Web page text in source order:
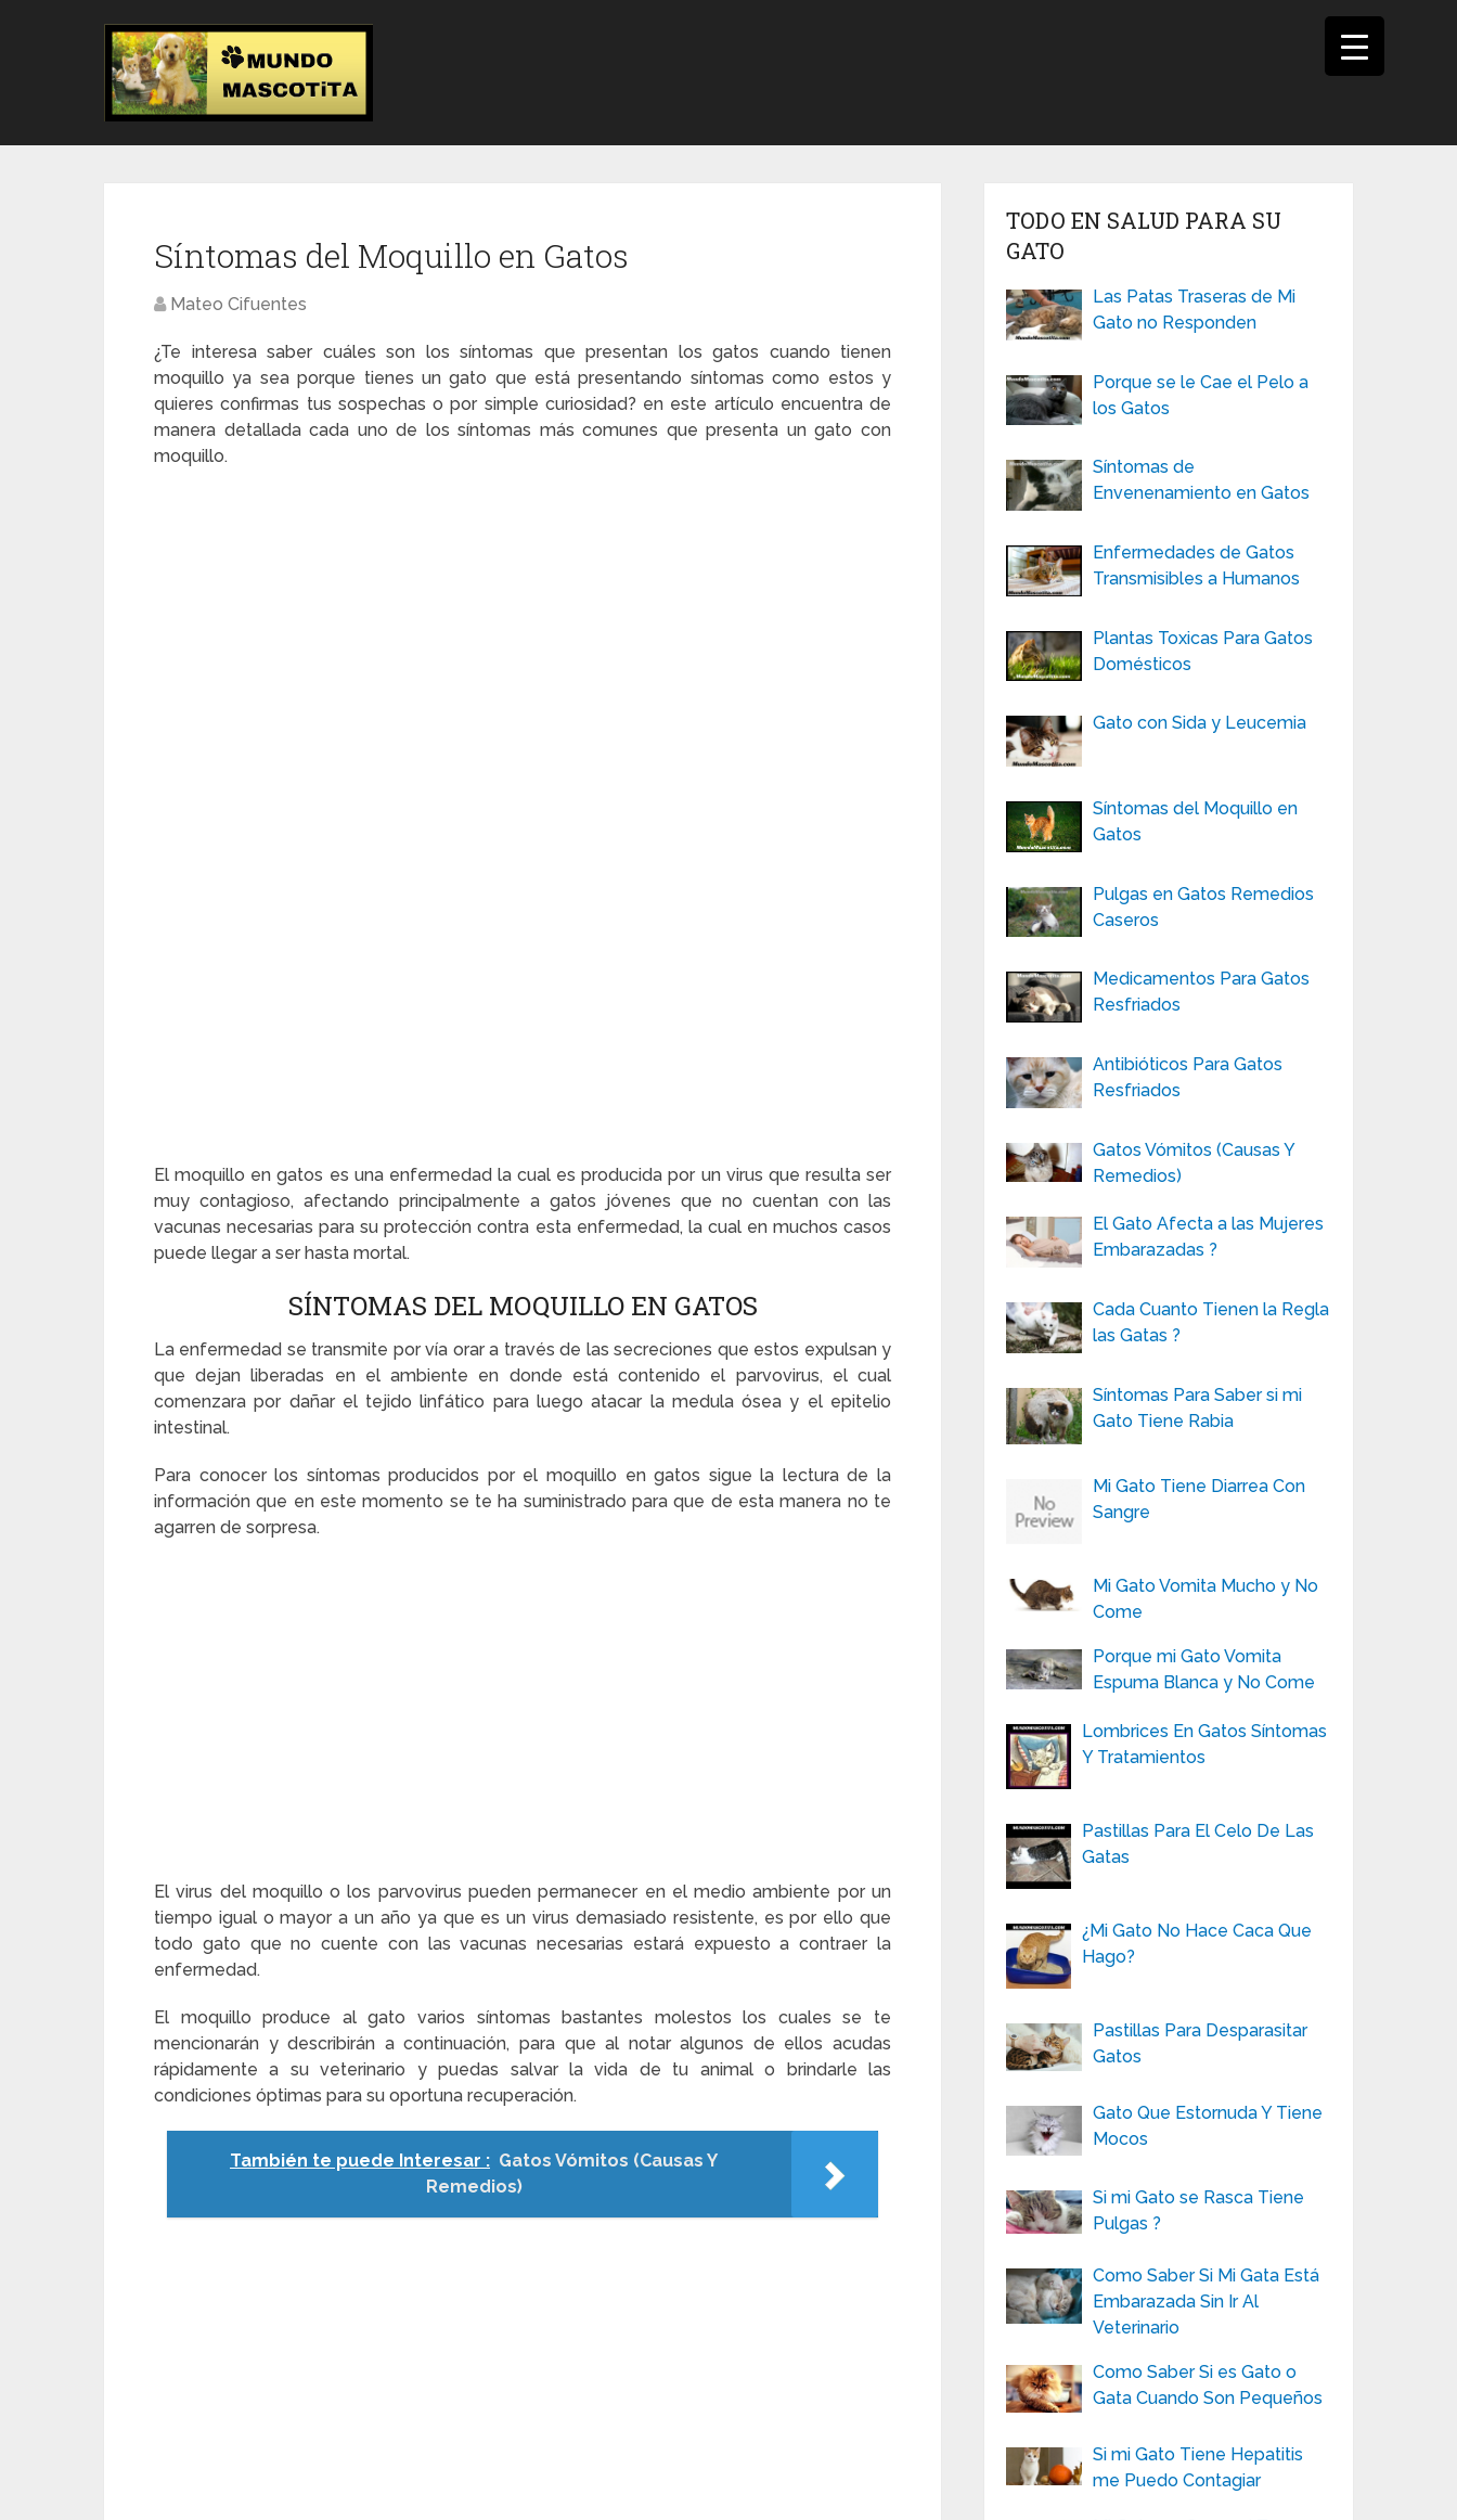
Síntomas del Moquillo en Gatos
Mateo Cifuentes
¿Te interesa saber cuáles son los síntomas que presentan los gatos cuando tienen
moquillo ya sea porque tienes un gato que está presentando síntomas como estos y
quieres confirmas tus sospechas o por simple curiosidad? en este artículo encuentra de
manera detallada cada uno de los síntomas más comunes que presenta un gato con
moquillo.
El moquillo en gatos es una enfermedad la cual es producida por un virus que resulta ser
muy contagioso, afectando principalmente a gatos jóvenes que no cuentan con las
vacunas necesarias para su protección contra esta enfermedad, la cual en muchos casos
puede llegar a ser hasta mortal.
SÍNTOMAS DEL MOQUILLO EN GATOS
La enfermedad se transmite por vía orar a través de las secreciones que estos expulsan y
que dejan liberadas en el ambiente en donde está contenido el parvovirus, el cual
comenzara por dañar el tejido linfático para luego atacar la medula ósea y el epitelio
intestinal.
Para conocer los síntomas producidos por el moquillo en gatos sigue la lectura de la
información que en este momento se te ha suministrado para que de esta manera no te
agarren de sorpresa.
El virus del moquillo o los parvovirus pueden permanecer en el medio ambiente por un
tiempo igual o mayor a un año ya que es un virus demasiado resistente, es por ello que
todo gato que no cuente con las vacunas necesarias estará expuesto a contraer la
enfermedad.
El moquillo produce al gato varios síntomas bastantes molestos los cuales se te
mencionarán y describirán a continuación, para que al notar algunos de ellos acudas
rápidamente a su veterinario y puedas salvar la vida de tu animal o brindarle las
condiciones óptimas para su oportuna recuperación.
También te puede Interesar : Gatos Vómitos (Causas Y
Remedios)
TODO EN SALUD PARA SU
GATO
Las Patas Traseras de Mi
Gato no Responden
Porque se le Cae el Pelo a
los Gatos
Síntomas de
Envenenamiento en Gatos
Enfermedades de Gatos
Transmisibles a Humanos
Plantas Toxicas Para Gatos
Domésticos
Gato con Sida y Leucemia
Síntomas del Moquillo en
Gatos
Pulgas en Gatos Remedios
Caseros
Medicamentos Para Gatos
Resfriados
Antibióticos Para Gatos
Resfriados
Gatos Vómitos (Causas Y
Remedios)
El Gato Afecta a las Mujeres
Embarazadas ?
Cada Cuanto Tienen la Regla
las Gatas ?
Síntomas Para Saber si mi
Gato Tiene Rabia
Mi Gato Tiene Diarrea Con
Sangre
Mi Gato Vomita Mucho y No
Come
Porque mi Gato Vomita
Espuma Blanca y No Come
Lombrices En Gatos Síntomas
Y Tratamientos
Pastillas Para El Celo De Las
Gatas
¿Mi Gato No Hace Caca Que
Hago?
Pastillas Para Desparasitar
Gatos
Gato Que Estornuda Y Tiene
Mocos
Si mi Gato se Rasca Tiene
Pulgas ?
Como Saber Si Mi Gata Está
Embarazada Sin Ir Al
Veterinario
Como Saber Si es Gato o
Gata Cuando Son Pequeños
Si mi Gato Tiene Hepatitis
me Puedo Contagiar